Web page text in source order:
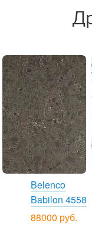
Belenco
Babilon 4558
88000 руб.